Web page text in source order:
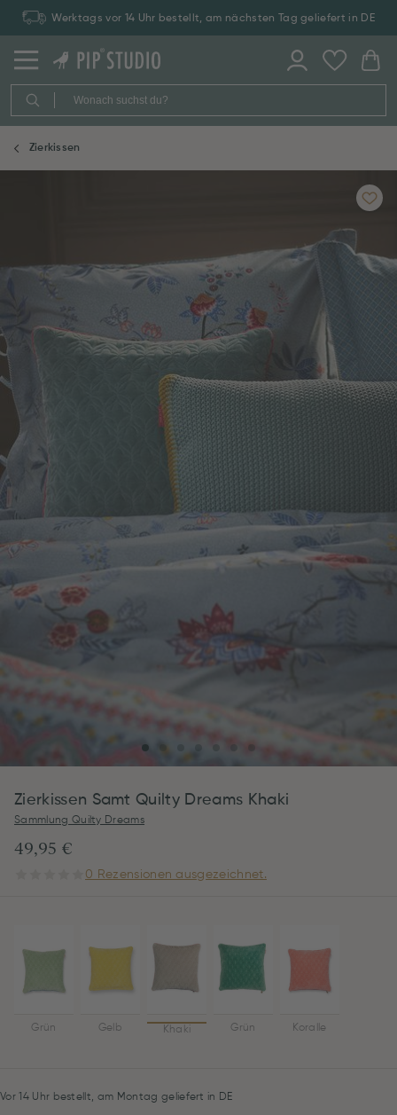
Werktags vor 14 Uhr bestellt, am nächsten Tag geliefert in DE
Zierkissen
Zierkissen Samt Quilty Dreams Khaki
Sammlung Quilty Dreams
49,95 €
0 Rezensionen ausgezeichnet.
Grün Gelb Khaki Grün Koralle
Vor 14 Uhr bestellt, am Montag geliefert in DE